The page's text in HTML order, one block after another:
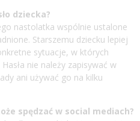
dziecka?
nastolatka wspólnie ustalone
Starszemu dziecku lepiej
sytuacje, w których
nie należy zapisywać w
ani używać go na kilku
spędzać w social mediach?